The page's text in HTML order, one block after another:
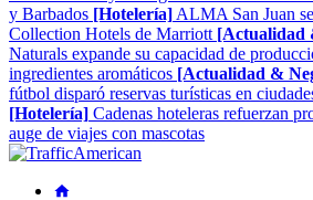
y Barbados [Hotelería] ALMA San Juan
Collection Hotels de Marriott [Actualidad
Naturals expande su capacidad de
ingredientes aromáticos [Actualidad &
fútbol disparó reservas turísticas en
[Hotelería] Cadenas hoteleras refuerzan
auge de viajes con mascotas